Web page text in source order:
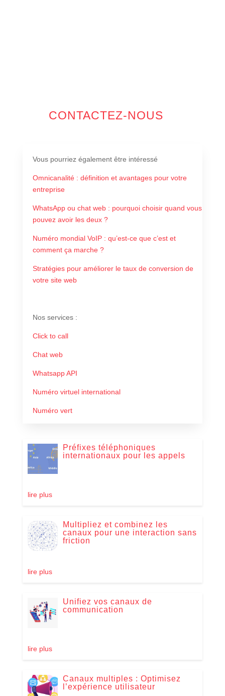
CONTACTEZ-NOUS
Vous pourriez également être intéressé
Omnicanalité : définition et avantages pour votre
entreprise
WhatsApp ou chat web : pourquoi choisir quand vous
pouvez avoir les deux ?
Numéro mondial VoIP : qu’est-ce que c’est et
comment ça marche ?
Stratégies pour améliorer le taux de conversion de
votre site web
Nos services :
Click to call
Chat web
Whatsapp API
Numéro virtuel international
Numéro vert
Préfixes téléphoniques
internationaux pour les appels
lire plus
Multipliez et combinez les
canaux pour une interaction sans
friction
lire plus
Unifiez vos canaux de
communication
lire plus
Canaux multiples : Optimisez
l’expérience utilisateur